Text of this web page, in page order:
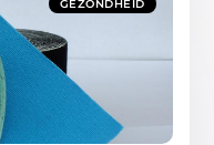
GEZONDHEID